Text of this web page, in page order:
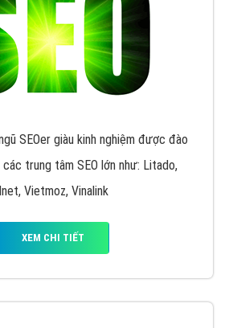
SEOer giàu kinh nghiệm được đào
trung tâm SEO lớn như: Litado,
Inet, Vietmoz, Vinalink
XEM CHI TIẾT